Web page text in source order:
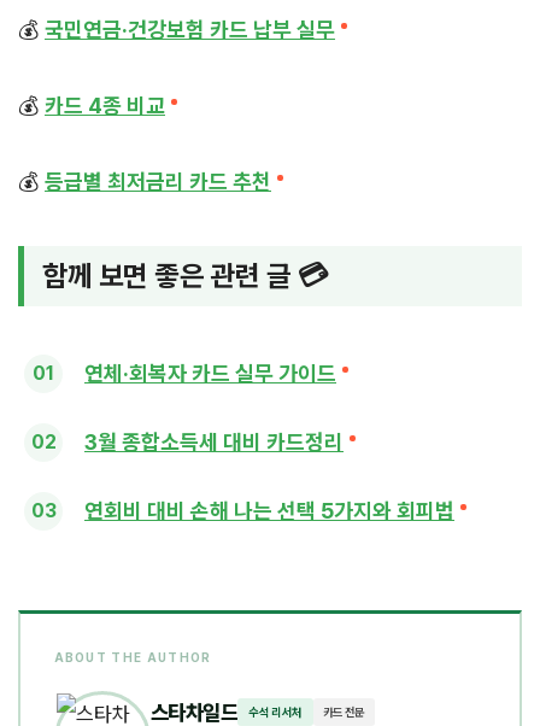
💰 국민연금·건강보험 카드 납부 실무
💰 카드 4종 비교
💰 등급별 최저금리 카드 추천
함께 보면 좋은 관련 글 💳
연체·회복자 카드 실무 가이드
3월 종합소득세 대비 카드정리
연회비 대비 손해 나는 선택 5가지와 회피법
ABOUT THE AUTHOR
스타차일드 수석 리서처 카드 전문